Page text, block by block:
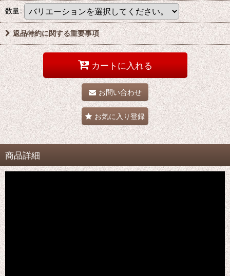
数量:
返品特約に関する重要事項
カートに入れる
お問い合わせ
お気に入り登録
商品詳細